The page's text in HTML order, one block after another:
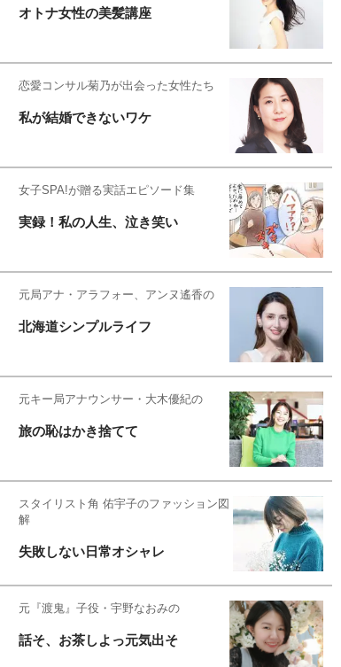
オトナ女性の美髪講座
恋愛コンサル菊乃が出会った女性たち
私が結婚できないワケ
女子SPA!が贈る実話エピソード集
実録！私の人生、泣き笑い
元局アナ・アラフォー、アンヌ遙香の
北海道シンプルライフ
元キー局アナウンサー・大木優紀の
旅の恥はかき捨てて
スタイリスト角 佑宇子のファッション図
解
失敗しない日常オシャレ
元『渡鬼』子役・宇野なおみの
話そ、お茶しよっ元気出そ